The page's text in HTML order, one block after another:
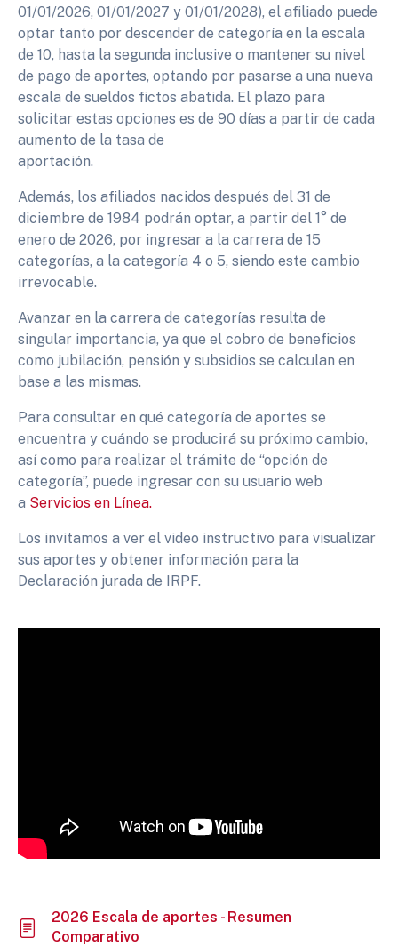
01/01/2026, 01/01/2027 y 01/01/2028), el afiliado puede
optar tanto por descender de categoría en la escala
de 10, hasta la segunda inclusive o mantener su nivel
de pago de aportes, optando por pasarse a una nueva
escala de sueldos fictos abatida. El plazo para
solicitar estas opciones es de 90 días a partir de cada
aumento de la tasa de
aportación.
Además, los afiliados nacidos después del 31 de
diciembre de 1984 podrán optar, a partir del 1° de
enero de 2026, por ingresar a la carrera de 15
categorías, a la categoría 4 o 5, siendo este cambio
irrevocable.
Avanzar en la carrera de categorías resulta de
singular importancia, ya que el cobro de beneficios
como jubilación, pensión y subsidios se calculan en
base a las mismas.
Para consultar en qué categoría de aportes se
encuentra y cuándo se producirá su próximo cambio,
así como para realizar el trámite de “opción de
categoría”, puede ingresar con su usuario web
a Servicios en Línea.
Los invitamos a ver el video instructivo para visualizar
sus aportes y obtener información para la
Declaración jurada de IRPF.
2026 Escala de aportes - Resumen
Comparativo